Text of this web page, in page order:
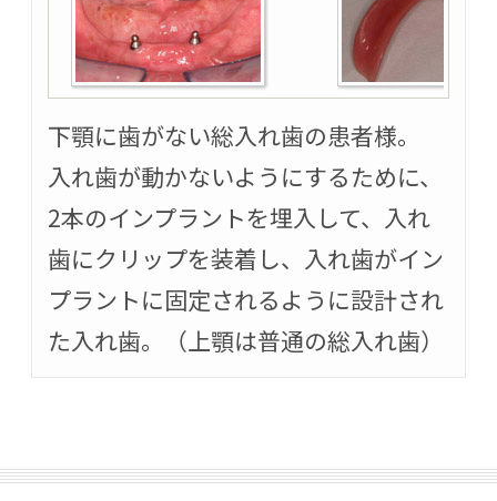
下顎に歯がない総入れ歯の患者様。
入れ歯が動かないようにするために、
2本のインプラントを埋入して、入れ
歯にクリップを装着し、入れ歯がイン
プラントに固定されるように設計され
た入れ歯。（上顎は普通の総入れ歯）